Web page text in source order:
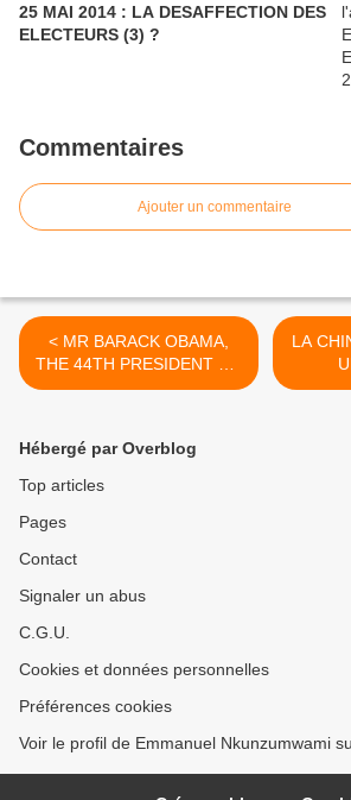
25 MAI 2014 : LA DESAFFECTION DES
ELECTEURS (3) ?
Commentaires
Ajouter un commentaire
< MR BARACK OBAMA,
THE 44TH PRESIDENT OF
THE UNITED STATES OF
LA
Hébergé par Overblog
Top articles
Pages
Contact
Signaler un abus
C.G.U.
Cookies et données personnelles
Préférences cookies
Voir le profil de Emmanuel Nkunzumwami